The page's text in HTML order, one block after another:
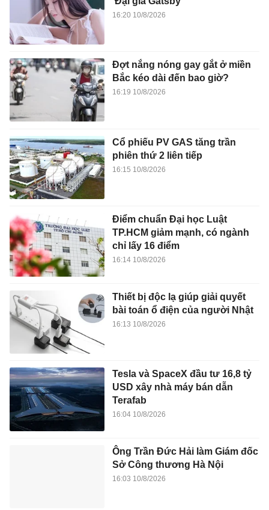
16:20 10/8/2026
Đợt nắng nóng gay gắt ở miền
Bắc kéo dài đến bao giờ?
16:19 10/8/2026
Cổ phiếu PV GAS tăng trần
phiên thứ 2 liên tiếp
16:15 10/8/2026
Điểm chuẩn Đại học Luật
TP.HCM giảm mạnh, có ngành
chỉ lấy 16 điểm
16:14 10/8/2026
Thiết bị độc lạ giúp giải quyết
bài toán ổ điện của người Nhật
16:13 10/8/2026
Tesla và SpaceX đầu tư 16,8 tỷ
USD xây nhà máy bán dẫn
Terafab
16:04 10/8/2026
Ông Trần Đức Hải làm Giám đốc
Sở Công thương Hà Nội
16:03 10/8/2026